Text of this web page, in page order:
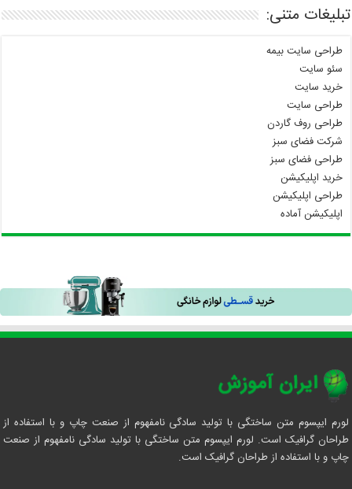
تبلیغات متنی:
طراحی سایت بیمه
سئو سایت
خرید سایت
طراحی سایت
طراحی روف گاردن
شرکت فضای سبز
طراحی فضای سبز
خرید اپلیکیشن
طراحی اپلیکیشن
اپلیکیشن آماده
لورم ایپسوم متن ساختگی با تولید سادگی نامفهوم از صنعت چاپ و با استفاده از
طراحان گرافیک است. لورم ایپسوم متن ساختگی با تولید سادگی نامفهوم از صنعت
چاپ و با استفاده از طراحان گرافیک است.